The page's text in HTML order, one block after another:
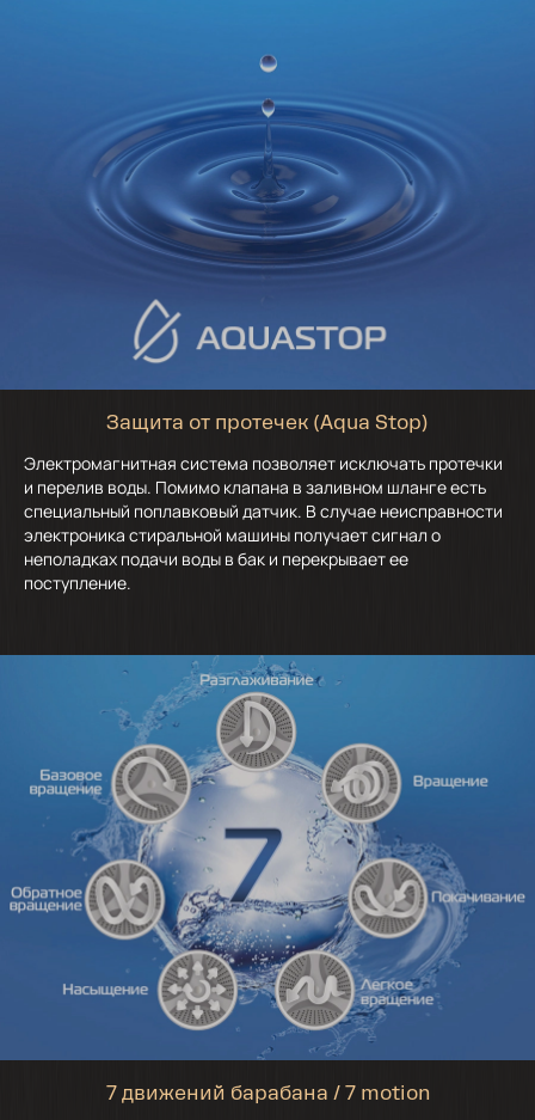
Защита от протечек (Aqua Stop)
Электромагнитная система позволяет исключать протечки
и перелив воды. Помимо клапана в заливном шланге есть
специальный поплавковый датчик. В случае неисправности
электроника стиральной машины получает сигнал о
неполадках подачи воды в бак и перекрывает ее
поступление.
7 движений барабана / 7 motion